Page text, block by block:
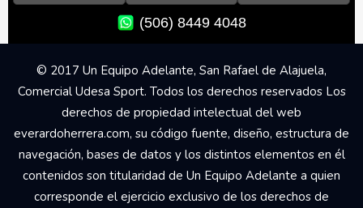
(506) 8449 4048
© 2017 Un Equipo Adelante, San Rafael de Alajuela,
Comercial Udesa Sport. Todos los derechos reservados Los
derechos de propiedad intelectual del web
everardoherrera.com, su código fuente, diseño, estructura de
navegación, bases de datos y los distintos elementos en él
contenidos son titularidad de Un Equipo Adelante a quien
corresponde el ejercicio exclusivo de los derechos de